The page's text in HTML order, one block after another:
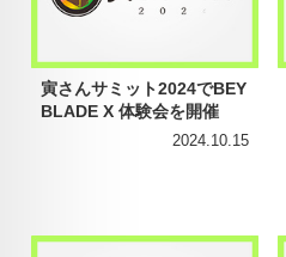
寅さんサミット2024でBEY
BLADE X 体験会を開催
2024.10.15